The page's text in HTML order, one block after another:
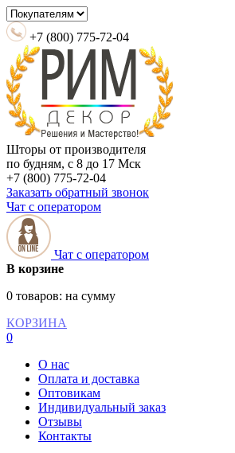
+7 (800) 775-72-04
Шторы от производителя
по будням, с 8 до 17 Мск
+7 (800) 775-72-04
Заказать обратный звонок
Чат с оператором
Чат с оператором
В корзине
0 товаров: на сумму
КОРЗИНА
0
О нас
Оплата и доставка
Оптовикам
Индивидуальный заказ
Отзывы
Контакты